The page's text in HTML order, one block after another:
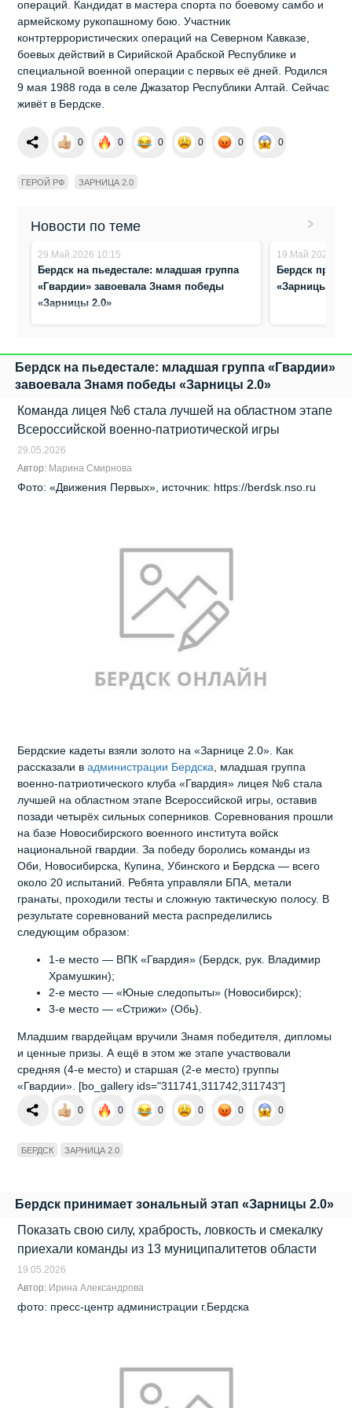
операций. Кандидат в мастера спорта по боевому самбо и
армейскому рукопашному бою. Участник
контртеррористических операций на Северном Кавказе,
боевых действий в Сирийской Арабской Республике и
специальной военной операции с первых её дней. Родился
9 мая 1988 года в селе Джазатор Республики Алтай. Сейчас
живёт в Бердске.
0 0 0 0 0 0
ГЕРОЙ РФ ЗАРНИЦА 2.0
Новости по теме
29.Май.2026 10:15
Бердск на пьедестале: младшая группа
«Гвардии» завоевала Знамя победы
«Зарницы 2.0»
19.Май.2026
Бердск
«Зарницы 2.0»
Бердск на пьедестале: младшая группа «Гвардии»
завоевала Знамя победы «Зарницы 2.0»
Команда лицея №6 стала лучшей на областном этапе
Всероссийской военно‑патриотической игры
29.05.2026
Автор: Марина Смирнова
Фото: «Движения Первых», источник: https://berdsk.nso.ru
Бердские кадеты взяли золото на «Зарнице 2.0». Как
рассказали в администрации Бердска , младшая группа
военно‑патриотического клуба «Гвардия» лицея №6 стала
лучшей на областном этапе Всероссийской игры, оставив
позади четырёх сильных соперников. Соревнования прошли
на базе Новосибирского военного института войск
национальной гвардии. За победу боролись команды из
Оби, Новосибирска, Купина, Убинского и Бердска — всего
около 20 испытаний. Ребята управляли БПА, метали
гранаты, проходили тесты и сложную тактическую полосу. В
результате соревнований места распределились
следующим образом:
1‑е место — ВПК «Гвардия» (Бердск, рук. Владимир
Храмушкин);
2‑е место — «Юные следопыты» (Новосибирск);
3‑е место — «Стрижи» (Обь).
Младшим гвардейцам вручили Знамя победителя, дипломы
и ценные призы. А ещё в этом же этапе участвовали
средняя (4‑е место) и старшая (2‑е место) группы
«Гвардии». [bo_gallery ids="311741,311742,311743"]
0 0 0 0 0 0
БЕРДСК ЗАРНИЦА 2.0
Бердск принимает зональный этап «Зарницы 2.0»
Показать свою силу, храбрость, ловкость и смекалку
приехали команды из 13 муниципалитетов области
19.05.2026
Автор: Ирина Александрова
фото: пресс-центр администрации г.Бердска